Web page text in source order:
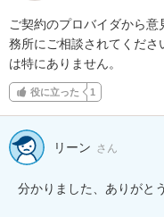
ご契約のプロバイダから
務所にご相談されてくださ
は特にありません。
役に立った 1
リーン さん
分かりました、ありがと